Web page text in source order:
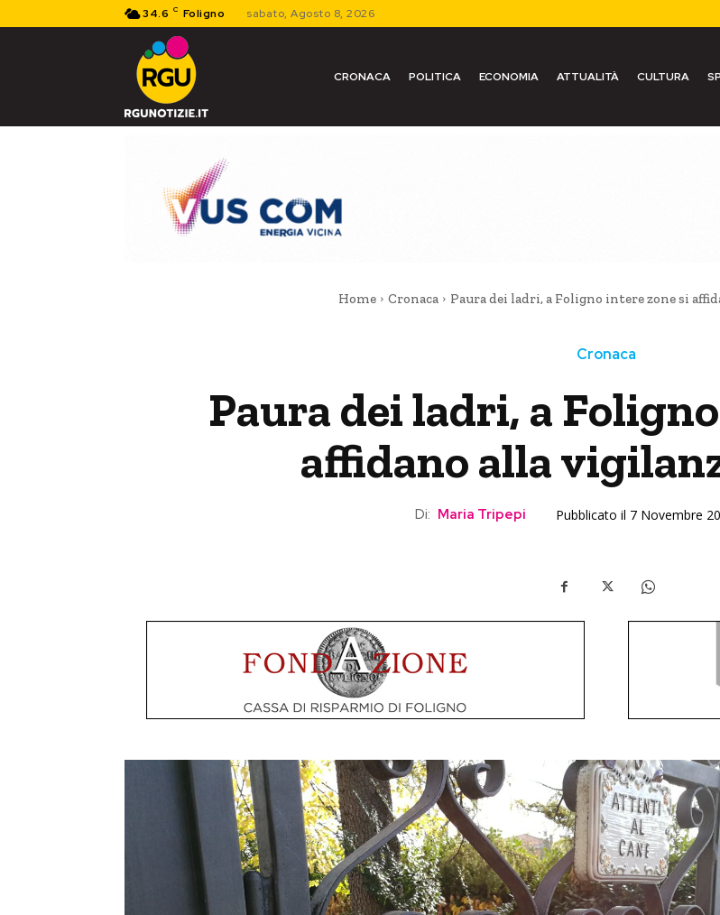
34.6 C Foligno sabato, Agosto 8, 2026
CRONACA POLITICA ECONOMIA ATTUALITÀ CULTURA
Home Cronaca Paura dei ladri, a Foligno intere zone si
Cronaca
Paura dei ladri, a
affidano alla
Di: Maria Tripepi Pubblicato il 7 Novembre